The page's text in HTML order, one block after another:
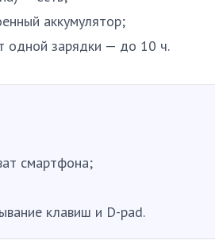
аккумулятор;
одной зарядки — до 10 ч.
смартфона;
клавиш и D-pad.